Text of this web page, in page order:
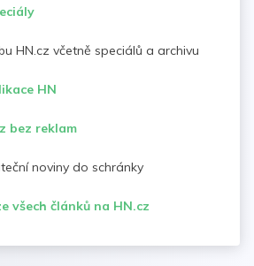
HN.cz včetně speciálů a archivu
HN
bez reklam
noviny do schránky
všech článků na HN.cz